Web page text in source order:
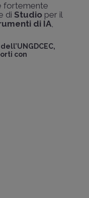
fortemente
di Studioper il
di IA,
con